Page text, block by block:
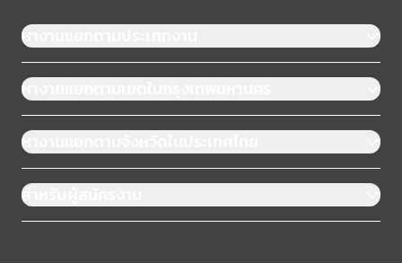
หางานแยกตามประเภทงาน
หางานแยกตามเขตในกรุงเทพมหานคร
หางานแยกตามจังหวัดในประเทศไทย
สำหรับผู้สมัครงาน